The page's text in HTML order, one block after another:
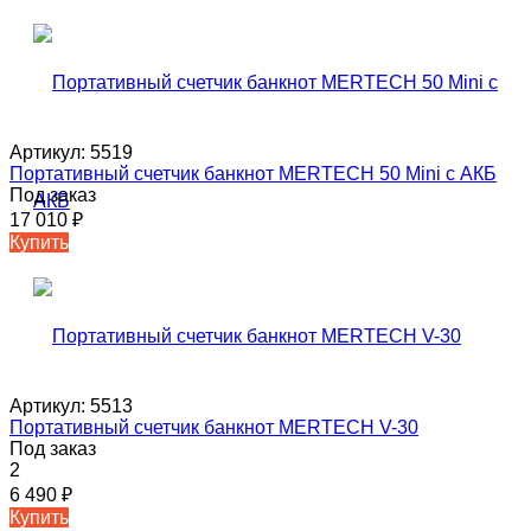
Артикул: 5519
Портативный счетчик банкнот MERTECH 50 Mini с АКБ
Под заказ
17 010 ₽
Купить
Артикул: 5513
Портативный счетчик банкнот MERTECH V-30
Под заказ
2
6 490 ₽
Купить